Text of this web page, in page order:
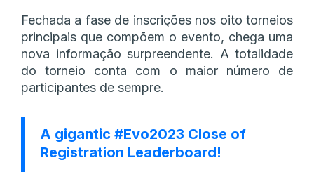
Fechada a fase de inscrições nos oito torneios
principais que compõem o evento, chega uma
nova informação surpreendente. A totalidade
do torneio conta com o maior número de
participantes de sempre.
A gigantic #Evo2023 Close of
Registration Leaderboard!